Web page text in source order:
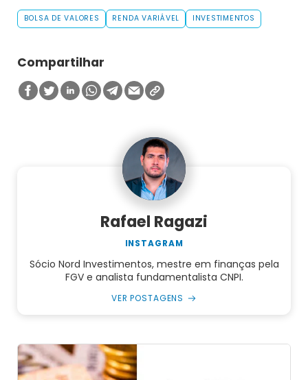
BOLSA DE VALORES RENDA VARIÁVEL INVESTIMENTOS
Compartilhar
Rafael Ragazi
INSTAGRAM
Sócio Nord Investimentos, mestre em finanças pela
FGV e analista fundamentalista CNPI.
VER POSTAGENS